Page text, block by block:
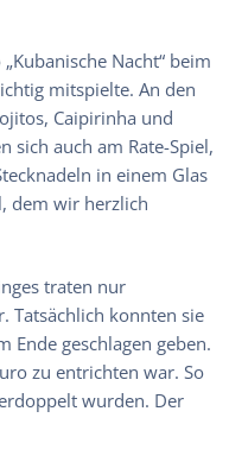
Nacht“ beim
mitspielte. An den
Caipirinha und
sich auch am Rate-Spiel,
in einem Glas
dem wir herzlich
traten nur
Tatsächlich konnten sie
Ende geschlagen geben.
zu entrichten war. So
wurden. Der